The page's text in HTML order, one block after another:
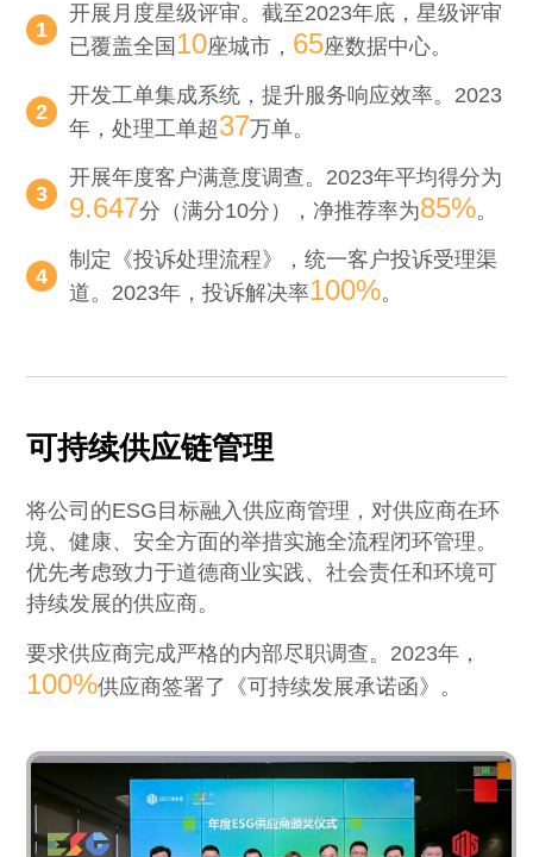
1
开展月度星级评审。截至2023年底，星级评审
已覆盖全国 10座城市， 65座数据中心。
2
开发工单集成系统，提升服务响应效率。2023
年，处理工单超37万单。
3
开展年度客户满意度调查。2023年平均得分为
9.647分（满分10分），净推荐率为85%。
4
制定《投诉处理流程》，统一客户投诉受理渠
道。2023年，投诉解决率100%。
可持续供应链管理
将公司的ESG目标融入供应商管理，对供应商在环
境、健康、安全方面的举措实施全流程闭环管理。
优先考虑致力于道德商业实践、社会责任和环境可
持续发展的供应商。
要求供应商完成严格的内部尽职调查。2023年，
100%供应商签署了《可持续发展承诺函》。